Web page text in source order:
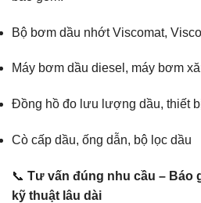
Bộ bơm dầu nhớt Viscomat,
Máy bơm dầu diesel, máy bơm
Đồng hồ đo lưu lượng dầu, thiết
Cò cấp dầu, ống dẫn, bộ lọc dầu
📞 Tư vấn đúng nhu cầu – Báo
kỹ thuật lâu dài